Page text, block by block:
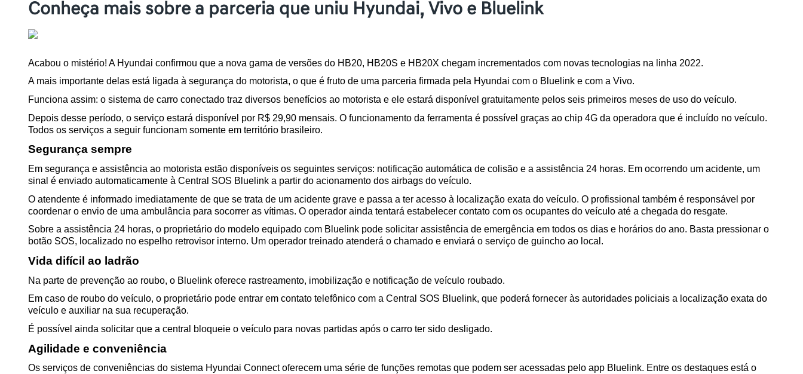
Conheça mais sobre a parceria que uniu Hyundai, Vivo e Bluelink
Acabou o mistério! A Hyundai confirmou que a nova gama de versões do HB20, HB20S e HB20X chegam incrementados com novas tecnologias na linha 2022.
A mais importante delas está ligada à segurança do motorista, o que é fruto de uma parceria firmada pela Hyundai com o Bluelink e com a Vivo.
Funciona assim: o sistema de carro conectado traz diversos benefícios ao motorista e ele estará disponível gratuitamente pelos seis primeiros meses de uso do veículo.
Depois desse período, o serviço estará disponível por R$ 29,90 mensais. O funcionamento da ferramenta é possível graças ao chip 4G da operadora que é incluído no veículo.
Todos os serviços a seguir funcionam somente em território brasileiro.
Segurança sempre
Em segurança e assistência ao motorista estão disponíveis os seguintes serviços: notificação automática de colisão e a assistência 24 horas. Em ocorrendo um acidente, um
sinal é enviado automaticamente à Central SOS Bluelink a partir do acionamento dos airbags do veículo.
O atendente é informado imediatamente de que se trata de um acidente grave e passa a ter acesso à localização exata do veículo. O profissional também é responsável por
coordenar o envio de uma ambulância para socorrer as vítimas. O operador ainda tentará estabelecer contato com os ocupantes do veículo até a chegada do resgate.
Sobre a assistência 24 horas, o proprietário do modelo equipado com Bluelink pode solicitar assistência de emergência em todos os dias e horários do ano. Basta pressionar o
botão SOS, localizado no espelho retrovisor interno. Um operador treinado atenderá o chamado e enviará o serviço de guincho ao local.
Vida difícil ao ladrão
Na parte de prevenção ao roubo, o Bluelink oferece rastreamento, imobilização e notificação de veículo roubado.
Em caso de roubo do veículo, o proprietário pode entrar em contato telefônico com a Central SOS Bluelink, que poderá fornecer às autoridades policiais a localização exata do
veículo e auxiliar na sua recuperação.
É possível ainda solicitar que a central bloqueie o veículo para novas partidas após o carro ter sido desligado.
Agilidade e conveniência
Os serviços de conveniências do sistema Hyundai Connect oferecem uma série de funções remotas que podem ser acessadas pelo app Bluelink. Entre os destaques está o